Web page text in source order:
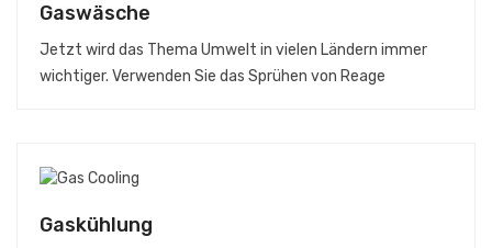
Gaswäsche
Jetzt wird das Thema Umwelt in vielen Ländern immer
wichtiger. Verwenden Sie das Sprühen von Reage
Gaskühlung